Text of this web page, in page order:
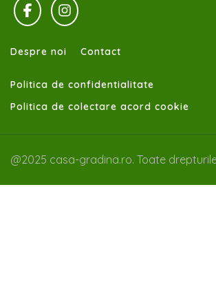
Despre noi Contact
Politica de confidentialitate
Politica de colectare acord cookie
@2025 casa-gradina.ro. Toate